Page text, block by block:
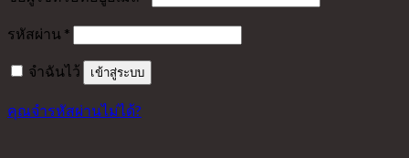
รหัสผ่าน *
จำฉันไว้ เข้าสู่ระบบ
คุณจำรหัสผ่านไม่ได้?